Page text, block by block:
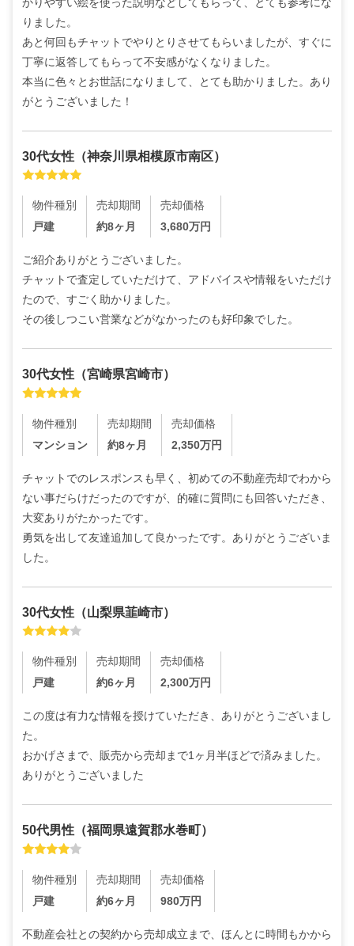
りました。
あと何回もチャットでやりとりさせてもらいましたが、すぐに
丁寧に返答してもらって不安感がなくなりました。
本当に色々とお世話になりまして、とても助かりました。あり
がとうございました！
30代女性 （神奈川県相模原市南区）
物件種別
戸建
売却期間
約8ヶ月
売却価格
3,680万円
ご紹介ありがとうございました。
チャットで査定していただけて、アドバイスや情報をいただけ
たので、すごく助かりました。
その後しつこい営業などがなかったのも好印象でした。
30代女性 （宮崎県宮崎市）
物件種別
マンション
売却期間
約8ヶ月
売却価格
2,350万円
チャットでのレスポンスも早く、初めての不動産売却でわから
ない事だらけだったのですが、的確に質問にも回答いただき、
大変ありがたかったです。
勇気を出して友達追加して良かったです。ありがとうございま
した。
30代女性 （山梨県韮崎市）
物件種別
戸建
売却期間
約6ヶ月
売却価格
2,300万円
この度は有力な情報を授けていただき、ありがとうございまし
た。
おかげさまで、販売から売却まで1ヶ月半ほどで済みました。
ありがとうございました
50代男性 （福岡県遠賀郡水巻町）
物件種別
戸建
売却期間
約6ヶ月
売却価格
980万円
不動産会社との契約から売却成立まで、ほんとに時間もかから